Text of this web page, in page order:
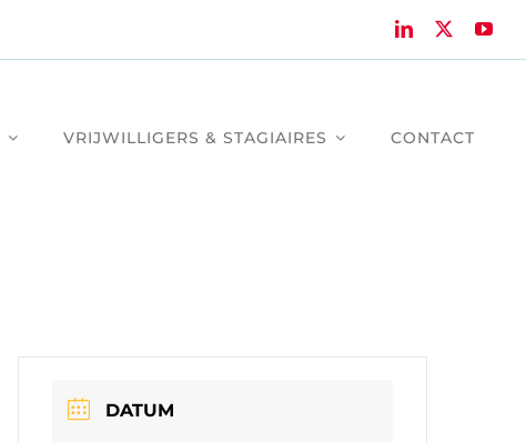
VRIJWILLIGERS & STAGIAIRES CONTACT
DATUM